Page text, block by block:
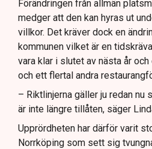
Förändringen från allmän
medger att den kan hyras ut
villkor. Det kräver dock en
kommunen vilket är en
vara klar i slutet av nästa år
och ett flertal andra
– Riktlinjerna gäller ju redan nu
är inte längre tillåten, säger
Upprördheten har därför varit
Norrköping som sett sig